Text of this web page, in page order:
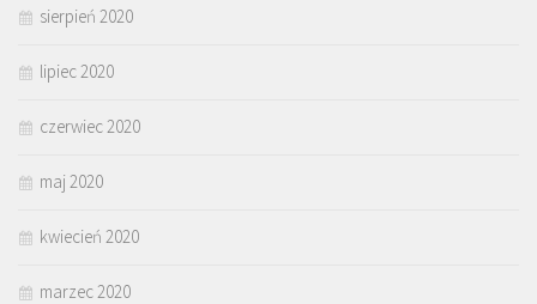
sierpień 2020
lipiec 2020
czerwiec 2020
maj 2020
kwiecień 2020
marzec 2020